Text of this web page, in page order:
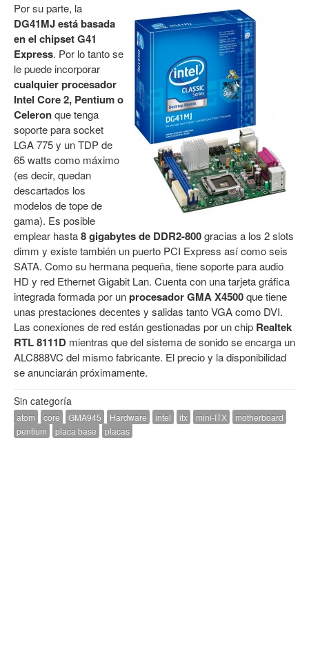
Por su parte, la
DG41MJ está basada
en el chipset G41
Express. Por lo tanto se
le puede incorporar
cualquier procesador
Intel Core 2, Pentium o
Celeronque tenga
soporte para socket
LGA 775 y un TDP de
65 watts como máximo
(es decir, quedan
descartados los
modelos de tope de
gama). Es posible
emplear hasta8 gigabytes de DDR2-800gracias a los 2 slots
dimm y existe también un puerto PCI Express así como seis
SATA. Como su hermana pequeña, tiene soporte para audio
HD y red Ethernet Gigabit Lan. Cuenta con una tarjeta gráfica
integrada formada por unprocesador GMA X4500que tiene
unas prestaciones decentes y salidas tanto VGA como DVI.
Las conexiones de red están gestionadas por un chip Realtek
RTL 8111D mientras que del sistema de sonido se encarga un
ALC888VC del mismo fabricante. El precio y la disponibilidad
se anunciarán próximamente.
Sin categoría
atom core GMA945 Hardware intel itx mini-ITX
motherboard
pentium
placa base placas